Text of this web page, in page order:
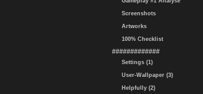
Screenshots
Artworks
100% Checklist
#############
Settings (1)
User-Wallpaper (3)
Helpfully (2)